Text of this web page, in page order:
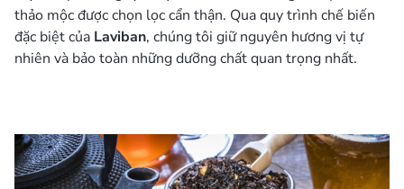
thảo mộc được chọn lọc cẩn thận. Qua quy trình chế biến
đặc biệt của Laviban, chúng tôi giữ nguyên hương vị tự
nhiên và bảo toàn những dưỡng chất quan trọng nhất.